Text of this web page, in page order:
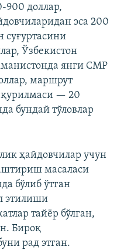
900 доллар,
эса 200
суғуртасини
Ўзбекистон
янги CМР
маршрут
қурилмаси — 20
бундай тўловлар
ҳайдовчилар учун
масаласи
бўлиб ўтган
этилиши
тайёр бўлган,
Бироқ
рад этган.